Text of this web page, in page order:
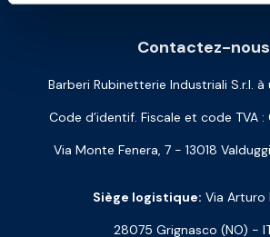
Contactez-nous
Barberi Rubinetterie Industriali S.r.l. à
Code d’identif. Fiscale et code TVA
Via Monte Fenera, 7 - 13018
Siège logistique: Via Arturo
28075 Grignasco (NO) -